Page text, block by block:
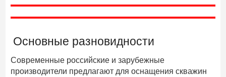
Основные разновидности
Современные российские и зарубежные
производители предлагают для оснащения скважин